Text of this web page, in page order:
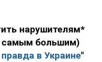
нарушителям*
самым большим)
в Украине"